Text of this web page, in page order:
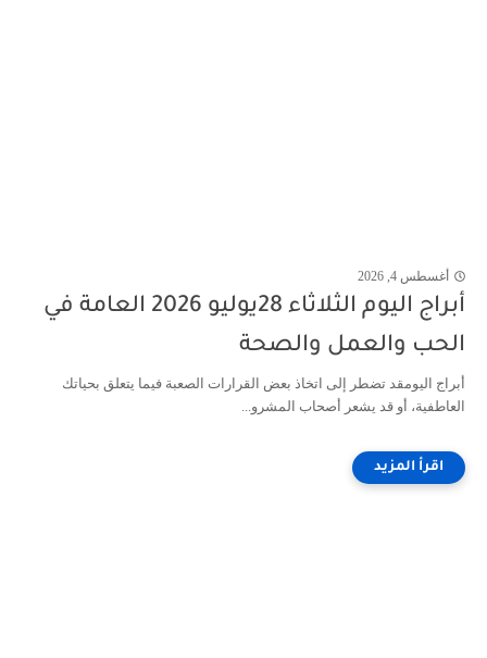
أغسطس 4, 2026
أبراج اليوم الثلاثاء 28يوليو 2026 العامة في
الحب والعمل والصحة
أبراج اليومقد تضطر إلى اتخاذ بعض القرارات الصعبة فيما يتعلق بحياتك
العاطفية، أو قد يشعر أصحاب المشرو...